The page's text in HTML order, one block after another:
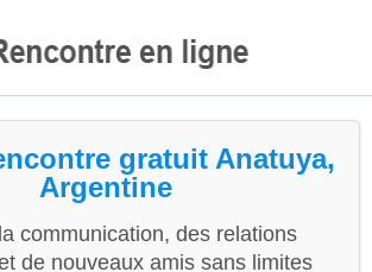
gratuit Anatuya,
Argentine
communication, des relations
de nouveaux amis sans limites